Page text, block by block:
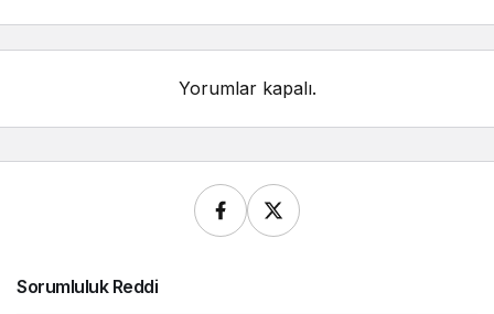
Yorumlar kapalı.
Sorumluluk Reddi